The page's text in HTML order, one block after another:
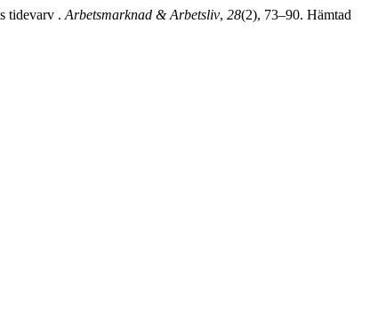
tidevarv . Arbetsmarknad & Arbetsliv, 28(2), 73–90. Hämtad